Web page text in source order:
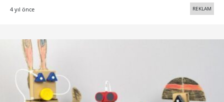
4 yıl önce REKLAM